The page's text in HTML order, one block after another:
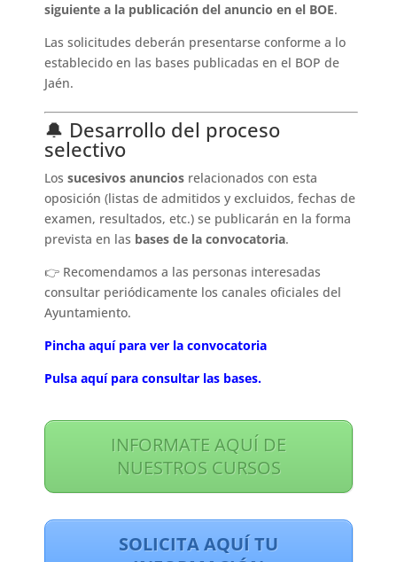
siguiente a la publicación del anuncio en el BOE.
Las solicitudes deberán presentarse conforme a lo
establecido en las bases publicadas en el BOP de
Jaén.
🔔 Desarrollo del proceso
selectivo
Lossucesivos anuncios relacionados con esta
oposición (listas de admitidos y excluidos, fechas de
examen, resultados, etc.) se publicarán en la forma
prevista en las bases de la convocatoria.
👉 Recomendamos a las personas interesadas
consultar periódicamente los canales oficiales del
Ayuntamiento.
Pincha aquí para ver la convocatoria
Pulsa aquí para consultar las bases.
INFORMATE AQUÍ DE
NUESTROS CURSOS
SOLICITA AQUÍ TU